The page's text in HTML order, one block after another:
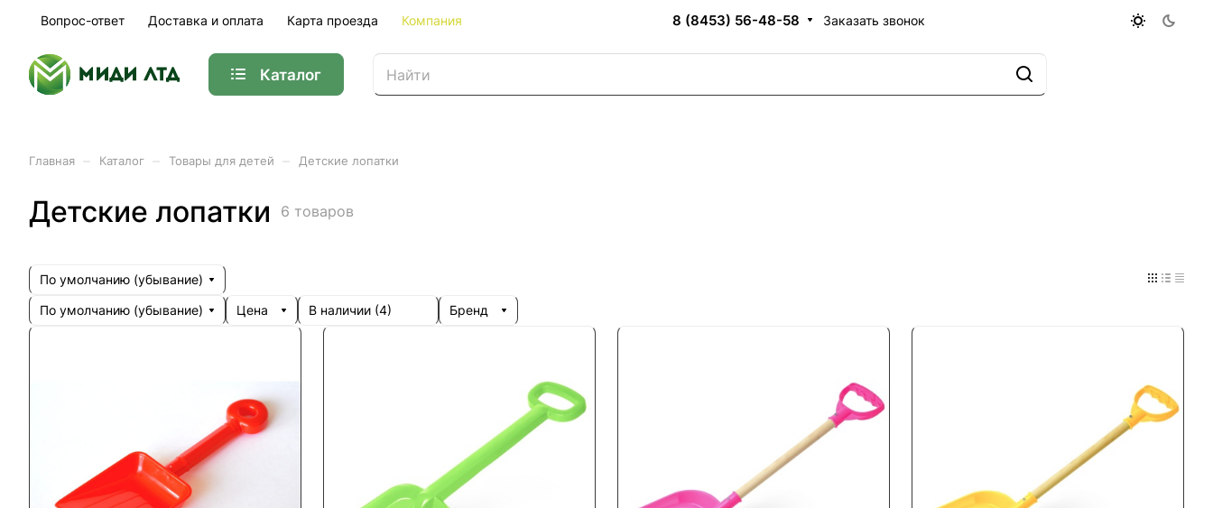
Вопрос-ответ Доставка и оплата Карта проезда Компания 8 (8453) 56-48-58 Заказать звонок
Каталог
Главная Каталог Товары для детей Детские лопатки
Детские лопатки 6 товаров
По умолчанию (убывание)
По умолчанию (убывание)
Цена В наличии (4) Бренд